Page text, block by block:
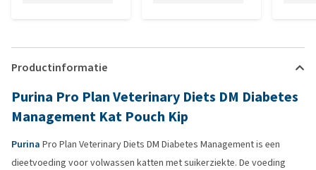
Productinformatie
Purina Pro Plan Veterinary Diets DM Diabetes
Management Kat Pouch Kip
Purina Pro Plan Veterinary Diets DM Diabetes Management is een
dieetvoeding voor volwassen katten met suikerziekte. De voeding